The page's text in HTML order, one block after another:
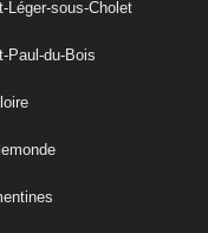
Léger-sous-Cholet
Paul-du-Bois